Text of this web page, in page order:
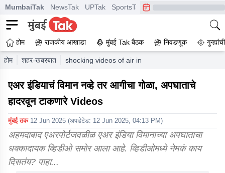
MumbaiTak NewsTak UPTak SportsTak CrimeTak
होम राजकीय आखाडा मुंबई Tak बैठक निवडणूक
होम शहर-खबरबात shocking videos of air india plane crash surfaced
एअर इंडियाचं विमान नव्हे तर आगीचा गोळा, अपघाताचे
हादरवून टाकणारे Videos
मुंबई तक 12 Jun 2025 (अपडेटेड: 12 Jun 2025, 04:13 PM)
अहमदाबाद एअरपोर्टजवळीळ एअर इंडिया विमानाच्या अपघाताचा
धक्कादायक व्हिडीओ समोर आला आहे. व्हिडीओमध्ये नेमकं काय
दिसतंय? पाहा...